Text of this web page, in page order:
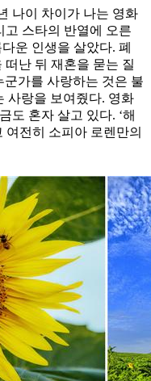
나이 차이가 나는 영화
고 스타의 반열에 오른
운 인생을 살았다. 폐
난 뒤 재혼을 묻는 질
가를 사랑하는 것은 불
사랑을 보여줬다. 영화
도 혼자 살고 있다. ‘해
여전히 소피아 로렌만의